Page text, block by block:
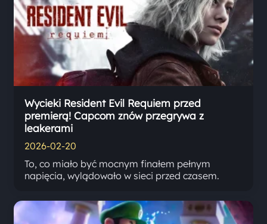
Wycieki Resident Evil Requiem przed
premierą! Capcom znów przegrywa z
leakerami
2026-02-20
To, co miało być mocnym finałem pełnym
napięcia, wylądowało w sieci przed czasem.